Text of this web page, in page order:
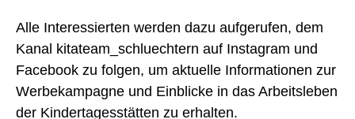
Alle Interessierten werden dazu aufgerufen, dem
Kanal kitateam_schluechtern auf Instagram und
Facebook zu folgen, um aktuelle Informationen zur
Werbekampagne und Einblicke in das Arbeitsleben
der Kindertagesstätten zu erhalten.